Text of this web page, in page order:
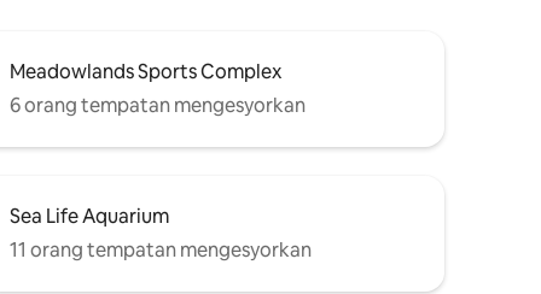
Meadowlands Sports Complex
6 orang tempatan mengesyorkan
Sea Life Aquarium
11 orang tempatan mengesyorkan